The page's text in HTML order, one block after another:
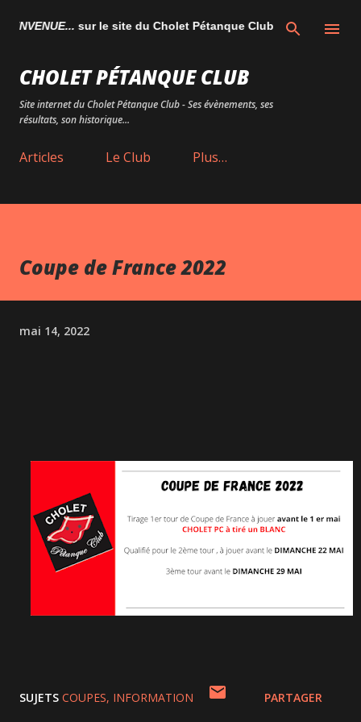
Accéder au contenu principal
sur le site du Cholet Pétanque Club
CHOLET PÉTANQUE CLUB
Site internet du Cholet Pétanque Club - Ses évènements, ses
résultats, son historique...
Articles Le Club Plus…
Coupe de France 2022
mai 14, 2022
SUJETS COUPES INFORMATION PARTAGER